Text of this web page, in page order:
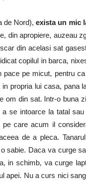
de Nord), exista un mic
din apropiere, auzeau
din acelasi sat
copilul in barca,
pe micut, pentru
propria lui casa, pana
om din sat. Intr-o buna
se intoarce la tatal
pe care acum il
de a pleca.
sabie. Daca va curge
in schimb, va curge
apei. Nu a curs nici